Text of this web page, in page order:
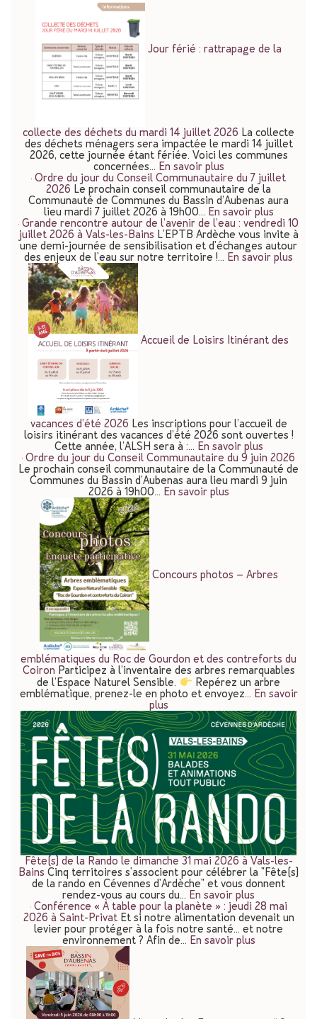
Jour férié : rattrapage de la
collecte des déchets du mardi 14 juillet 2026 La collecte
des déchets ménagers sera impactée le mardi 14 juillet
2026, cette journée étant fériée. Voici les communes
concernées… En savoir plus
Ordre du jour du Conseil Communautaire du 7 juillet
2026 Le prochain conseil communautaire de la
Communauté de Communes du Bassin d’Aubenas aura
lieu mardi 7 juillet 2026 à 19h00… En savoir plus
Grande rencontre autour de l’avenir de l’eau : vendredi 10
juillet 2026 à Vals-les-Bains L'EPTB Ardèche vous invite à
une demi-journée de sensibilisation et d'échanges autour
des enjeux de l'eau sur notre territoire !… En savoir plus
Accueil de Loisirs Itinérant des
vacances d’été 2026 Les inscriptions pour l’accueil de
loisirs itinérant des vacances d’été 2026 sont ouvertes !
Cette année, l’ALSH sera à :… En savoir plus
Ordre du jour du Conseil Communautaire du 9 juin 2026
Le prochain conseil communautaire de la Communauté de
Communes du Bassin d’Aubenas aura lieu mardi 9 juin
2026 à 19h00… En savoir plus
Concours photos – Arbres
emblématiques du Roc de Gourdon et des contreforts du
Coiron Participez à l’inventaire des arbres remarquables
de l’Espace Naturel Sensible.
Repérez un arbre
emblématique, prenez-le en photo et envoyez… En savoir
plus
Fête(s) de la Rando le dimanche 31 mai 2026 à Vals-les-
Bains Cinq territoires s'associent pour célébrer la "Fête(s)
de la rando en Cévennes d'Ardèche" et vous donnent
rendez-vous au cours du… En savoir plus
Conférence « À table pour la planète » : jeudi 28 mai
2026 à Saint-Privat Et si notre alimentation devenait un
levier pour protéger à la fois notre santé… et notre
environnement ? Afin de… En savoir plus